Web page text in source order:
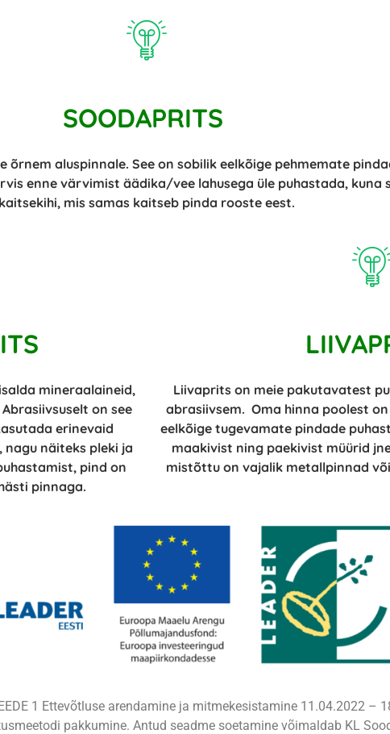
SOODAPRITS
aluspinnale. See on sobilik eelkõige pehmemate
enne värvimist äädika/vee lahusega üle puhastada, kuna
kaitsekihi, mis samas kaitseb pinda rooste eest.
mineraalaineid,
on see
erinevaid
näiteks pleki ja
pind on
pinnaga.
Liivaprits on meie pakutavatest
abrasiivsem. Oma hinna poolest
eelkõige tugevamate pindade
maakivist ning paekivist müürid
mistõttu on vajalik metallpinnad
1 Ettevõtluse arendamine ja mitmekesistamine 11.04.2022 –
pakkumine. Antud seadme soetamine võimaldab KL